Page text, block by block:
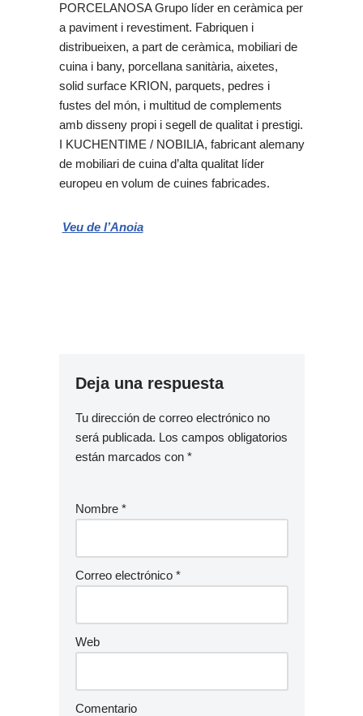
PORCELANOSA Grupo líder en ceràmica per
a paviment i revestiment. Fabriquen i
distribueixen, a part de ceràmica, mobiliari de
cuina i bany, porcellana sanitària, aixetes,
solid surface KRION, parquets, pedres i
fustes del món, i multitud de complements
amb disseny propi i segell de qualitat i prestigi.
I KUCHENTIME / NOBILIA, fabricant alemany
de mobiliari de cuina d’alta qualitat líder
europeu en volum de cuines fabricades.
Veu de l’Anoia
Deja una respuesta
Tu dirección de correo electrónico no
será publicada. Los campos obligatorios
están marcados con *
Nombre *
Correo electrónico *
Web
Comentario